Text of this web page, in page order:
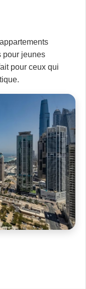
pour jeunes
pour ceux qui